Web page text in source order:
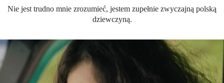
Nie jest trudno mnie zrozumieć, jestem zupełnie zwyczajną polską
dziewczyną.